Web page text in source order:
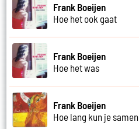
Frank Boeijen
Hoe het ook gaat
Frank Boeijen
Hoe het was
Frank Boeijen
Hoe lang kun je samen